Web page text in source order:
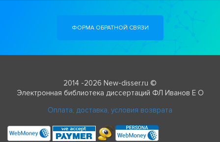
ФОРМА ОБРАТНОЙ СВЯЗИ
2014 -2026 New-disser.ru ©
Электронная библиотека диссертаций ФЛ Иванов Е О
Оплата, доставка, условия возврата